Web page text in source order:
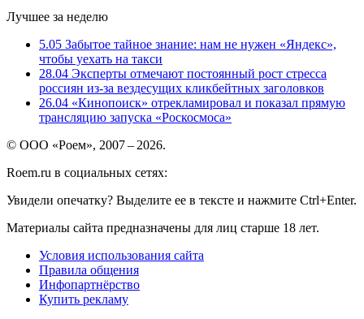
Лучшее за неделю
5.05 Забытое тайное знание: нам не нужен «Яндекс»,
чтобы уехать на такси
28.04 Эксперты отмечают постоянный рост стресса
россиян из-за вездесущих кликбейтных заголовков
26.04 «Кинопоиск» отрекламировал и показал прямую
трансляцию запуска «Роскосмоса»
© ООО «Роем», 2007 – 2026.
Roem.ru в социальных сетях:
Увидели опечатку? Выделите ее в тексте и нажмите Ctrl+Enter.
Материалы сайта предназначены для лиц старше 18 лет.
Условия использования сайта
Правила общения
Инфопартнёрство
Купить рекламу